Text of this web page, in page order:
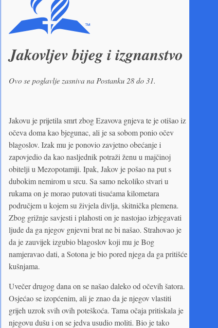
Jakovljev bijeg i izgnanstvo
Ovo se poglavlje zasniva na Postanku 28 do 31.
Jakovu je prijetila smrt zbog Ezavova gnjeva te je otišao iz
očeva doma kao bjegunac, ali je sa sobom ponio očev
blagoslov. Izak mu je ponovio zavjetno obećanje i
zapovjedio da kao nasljednik potraži ženu u majčinoj
obitelji u Mezopotamiji. Ipak, Jakov je pošao na put s
dubokim nemirom u srcu. Sa samo nekoliko stvari u
rukama on je morao putovati tisućama kilometara
područjem u kojem su živjela divlja, skitnička plemena.
Zbog grižnje savjesti i plahosti on je nastojao izbjegavati
ljude da ga njegov gnjevni brat ne bi našao. Strahovao je
da je zauvijek izgubio blagoslov koji mu je Bog
namjeravao dati, a Sotona je bio pored njega da ga pritišće
kušnjama.
Uvečer drugog dana on se našao daleko od očevih šatora.
Osjećao se izopćenim, ali je znao da je njegov vlastiti
grijeh uzrok svih ovih poteškoća. Tama očaja pritiskala je
njegovu dušu i on se jedva usudio moliti. Bio je tako